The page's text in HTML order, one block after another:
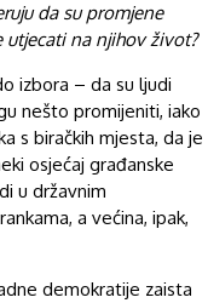
da su promjene
na njihov život?
izbora – da su ljudi
nešto promijeniti, iako
s biračkih mjesta, da je
osjećaj građanske
u državnim
a većina, ipak,
demokratije zaista